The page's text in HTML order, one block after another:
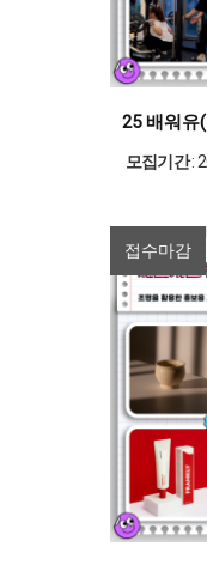
25 배워유
모집기간:
접수마감